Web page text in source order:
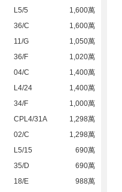
L5/5
1,600萬
36/C
1,600萬
11/G
1,050萬
36/F
1,020萬
04/C
1,400萬
L4/24
1,400萬
34/F
1,000萬
CPL4/31A
1,298萬
02/C
1,298萬
L5/15
690萬
35/D
690萬
18/E 988萬